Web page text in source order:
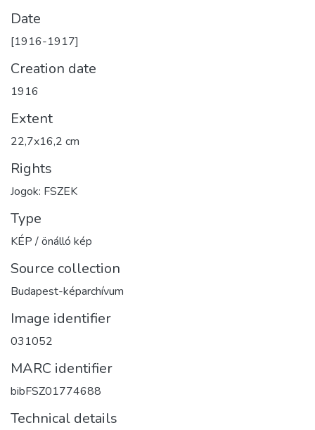
Date
[1916-1917]
Creation date
1916
Extent
22,7x16,2 cm
Rights
Jogok: FSZEK
Type
KÉP / önálló kép
Source collection
Budapest-képarchívum
Image identifier
031052
MARC identifier
bibFSZ01774688
Technical details